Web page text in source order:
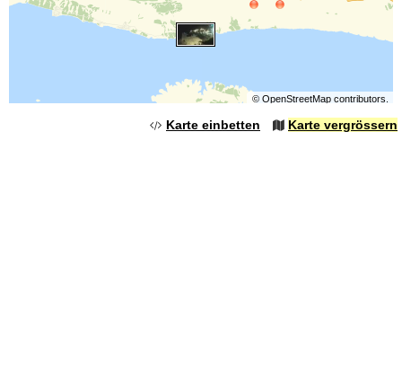
© OpenStreetMapcontributors.
Karte einbetten Karte vergrössern